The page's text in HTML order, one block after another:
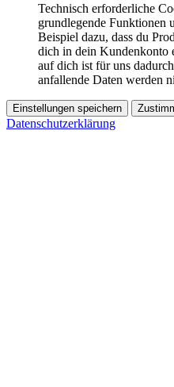
Technisch erforderliche
grundlegende Funktionen
Beispiel dazu, dass du
dich in dein Kundenkonto
auf dich ist für uns
anfallende Daten werden
Einstellungen speichern
Datenschutzerklärung